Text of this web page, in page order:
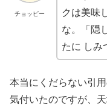
チョッピー
クは美味
な。「隠
たに しみ
本当にくだらない引
気付いたのですが、